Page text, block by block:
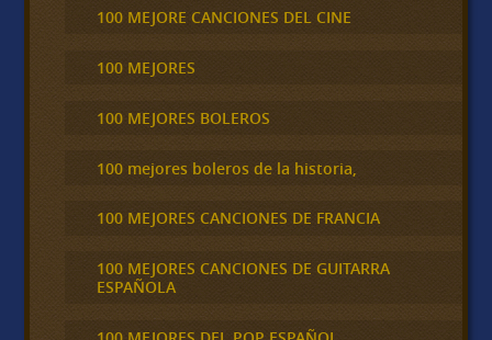
100 MEJORE CANCIONES DEL CINE
100 MEJORES
100 MEJORES BOLEROS
100 mejores boleros de la historia,
100 MEJORES CANCIONES DE FRANCIA
100 MEJORES CANCIONES DE GUITARRA
ESPAÑOLA